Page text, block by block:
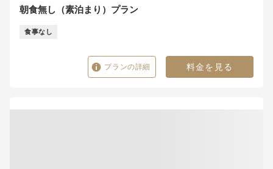
朝食無し（素泊まり）プラン
食事なし
プランの詳細 料金を見る